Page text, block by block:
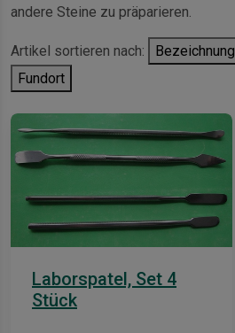
andere Steine zu präparieren.
Artikel sortieren nach: Bezeichnung
Fundort
Laborspatel, Set 4
Stück